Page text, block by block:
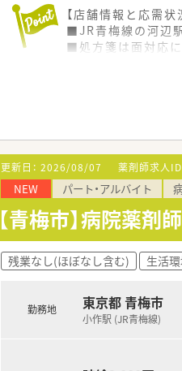
＼ 店舗異動につ
■グループ全体で
各エリアをグルー
新卒向けの研修は
また年に1回アメ
「日本の10年先の
【店舗情報と応需状
■JR青梅線の河辺
■処方箋は面対応に
■月間の平均残業
■年間休日は117
■調剤室はドラッ
【やりがい/おすす
■製薬自社工場を
■最新の調剤機器
■地域密着のインフ
す。
更新日： 2026/08/07 薬剤師求人ID
NEW パート・アルバイト
【青梅市】病院薬
残業なし(ほぼなし含む) 生活
勤務地 東京都 青梅市
小作駅 (JR青梅線)